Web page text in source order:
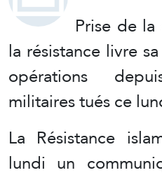
Prise de
la résistance livre
opérations
militaires tués ce
La Résistance
lundi un